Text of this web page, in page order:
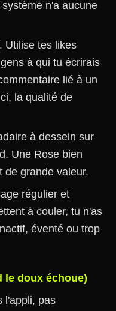
n'a aucune
Utilise tes likes
à qui tu écrirais
lié à un
la qualité de
à dessein sur
Une Rose bien
de grande valeur.
régulier et
à couler, tu n'as
éventé ou trop
le doux échoue)
l'appli, pas